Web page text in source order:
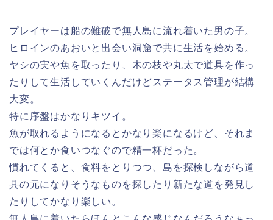
プレイヤーは船の難破で無人島に流れ着いた男の子。
ヒロインのあおいと出会い洞窟で共に生活を始める。
ヤシの実や魚を取ったり、木の枝や丸太で道具を作っ
たりして生活していくんだけどステータス管理が結構
大変。
特に序盤はかなりキツイ。
魚が取れるようになるとかなり楽になるけど、それま
では何とか食いつなぐので精一杯だった。
慣れてくると、食料をとりつつ、島を探検しながら道
具の元になりそうなものを探したり新たな道を発見し
たりしてかなり楽しい。